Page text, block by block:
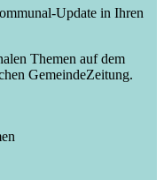
Update in Ihren
Themen auf dem
GemeindeZeitung.